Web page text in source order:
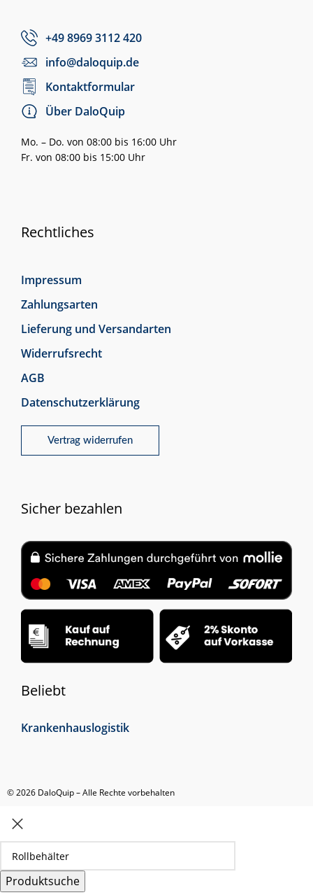
+49 8969 3112 420
info@daloquip.de
Kontaktformular
Über DaloQuip
Mo. – Do. von 08:00 bis 16:00 Uhr
Fr. von 08:00 bis 15:00 Uhr
Rechtliches
Impressum
Zahlungsarten
Lieferung und Versandarten
Widerrufsrecht
AGB
Datenschutzerklärung
Vertrag widerrufen
Sicher bezahlen
Beliebt
Krankenhauslogistik
© 2026 DaloQuip – Alle Rechte vorbehalten
Produktsuche